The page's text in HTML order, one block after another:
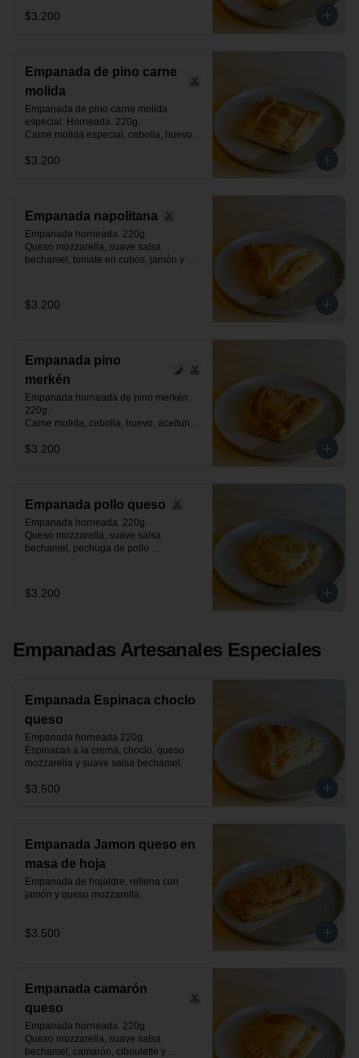
$3.200
Empanada de pino carne
molida
Empanada de pino carne molida
especial. Horneada. 220g.
Carne molida especial, cebolla, huevo,
$3.200
Empanada napolitana
Empanada horneada. 220g.
Queso mozzarella, suave salsa
bechamel, tomate en cubos, jamón y
$3.200
Empanada pino
merkén
Empanada horneada de pino merkén.
220g.
Carne molida, cebolla, huevo, aceituna
ahumado y especias.
$3.200
Empanada pollo queso
Empanada horneada. 220g.
Queso mozzarella, suave salsa
bechamel, pechuga de pollo
$3.200
Empanadas Artesanales Especiales
Empanada Espinaca choclo
queso
Empanada horneada 220g.
Espinacas a la crema, choclo, queso
mozzarella y suave salsa bechamel.
$3.500
Empanada Jamon queso en
masa de hoja
Empanada de hojaldre, rellena con
jamón y queso mozzarella.
$3.500
Empanada camarón
queso
Empanada horneada. 220g.
Queso mozzarella, suave salsa
bechamel, camarón, ciboulette y